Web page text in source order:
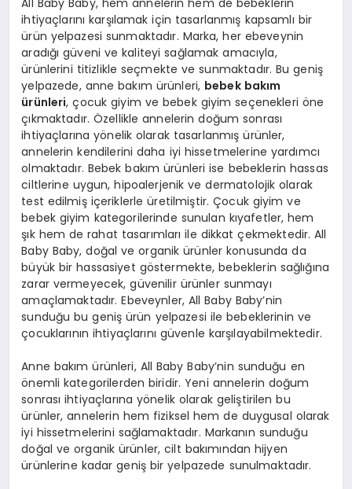
ihtiyaçlarını karşılamak için tasarlanmış kapsamlı bir
ürün yelpazesi sunmaktadır. Marka, her ebeveynin
aradığı güveni ve kaliteyi sağlamak amacıyla,
ürünlerini titizlikle seçmekte ve sunmaktadır. Bu geniş
yelpazede, anne bakım ürünleri, bebek bakım
ürünleri, çocuk giyim ve bebek giyim seçenekleri öne
çıkmaktadır. Özellikle annelerin doğum sonrası
ihtiyaçlarına yönelik olarak tasarlanmış ürünler,
annelerin kendilerini daha iyi hissetmelerine yardımcı
olmaktadır. Bebek bakım ürünleri ise bebeklerin hassas
ciltlerine uygun, hipoalerjenik ve dermatolojik olarak
test edilmiş içeriklerle üretilmiştir. Çocuk giyim ve
bebek giyim kategorilerinde sunulan kıyafetler, hem
şık hem de rahat tasarımları ile dikkat çekmektedir. All
Baby Baby, doğal ve organik ürünler konusunda da
büyük bir hassasiyet göstermekte, bebeklerin sağlığına
zarar vermeyecek, güvenilir ürünler sunmayı
amaçlamaktadır. Ebeveynler, All Baby Baby’nin
sunduğu bu geniş ürün yelpazesi ile bebeklerinin ve
çocuklarının ihtiyaçlarını güvenle karşılayabilmektedir.
Anne bakım ürünleri, All Baby Baby’nin sunduğu en
önemli kategorilerden biridir. Yeni annelerin doğum
sonrası ihtiyaçlarına yönelik olarak geliştirilen bu
ürünler, annelerin hem fiziksel hem de duygusal olarak
iyi hissetmelerini sağlamaktadır. Markanın sunduğu
doğal ve organik ürünler, cilt bakımından hijyen
ürünlerine kadar geniş bir yelpazede sunulmaktadır.